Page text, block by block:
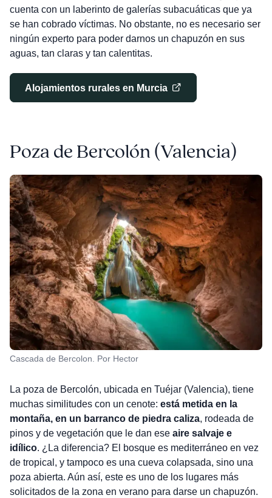
cuenta con un laberinto de galerías subacuáticas que ya
se han cobrado víctimas. No obstante, no es necesario ser
ningún experto para poder darnos un chapuzón en sus
aguas, tan claras y tan calentitas.
Alojamientos rurales en Murcia
Poza de Bercolón (Valencia)
Cascada de Bercolon. Por Hector
La poza de Bercolón, ubicada en Tuéjar (Valencia), tiene
muchas similitudes con un cenote: está metida en la
montaña, en un barranco de piedra caliza, rodeada de
pinos y de vegetación que le dan ese aire salvaje e
idílico. ¿La diferencia? El bosque es mediterráneo en vez
de tropical, y tampoco es una cueva colapsada, sino una
poza abierta. Aún así, este es uno de los lugares más
solicitados de la zona en verano para darse un chapuzón.